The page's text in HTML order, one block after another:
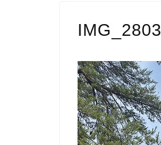
IMG_2803